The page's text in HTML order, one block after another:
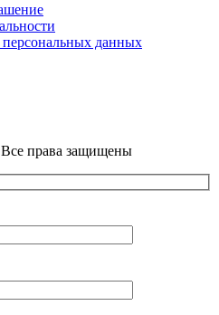
персональных данных
права защищены